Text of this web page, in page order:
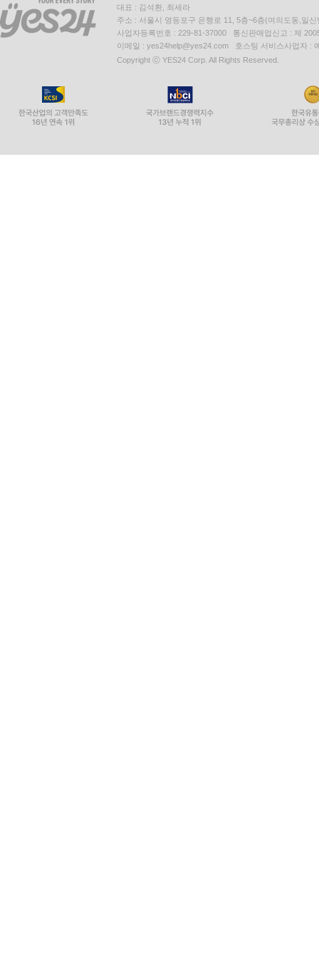
대표 : 김석환, 최세라
주소 : 서울시 영등포구 은행로 11, 5층~6층(여의도동,일신
사업자등록번호 : 229-81-37000 통신판매업신고 : 제
이메일 : yes24help@yes24.com 호스팅 서비스사업자 :
Copyright ⓒ YES24 Corp. All Rights Reserved.